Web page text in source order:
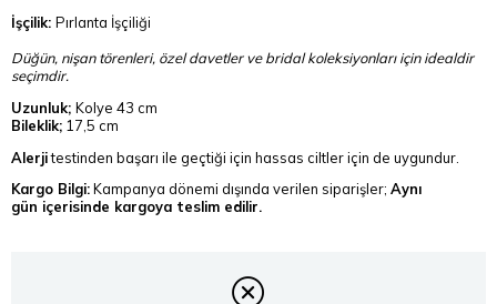
İşçilik: Pırlanta İşçiliği
Düğün, nişan törenleri, özel davetler ve bridal koleksiyonları için idealdir
seçimdir.
Uzunluk; Kolye 43 cm
Bileklik; 17,5 cm
Alerjitestinden başarı ile geçtiği için hassas ciltler için de uygundur.
Kargo Bilgi:Kampanya dönemi dışında verilen siparişler; Aynı
gün içerisinde kargoya teslim edilir.